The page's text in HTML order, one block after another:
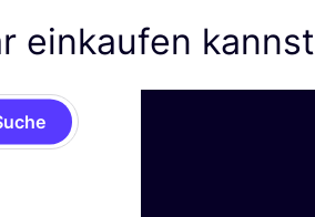
einkaufen kannst